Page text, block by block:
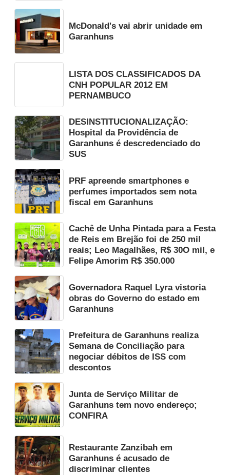
McDonald's vai abrir unidade em
Garanhuns
LISTA DOS CLASSIFICADOS DA
CNH POPULAR 2012 EM
PERNAMBUCO
DESINSTITUCIONALIZAÇÃO:
Hospital da Providência de
Garanhuns é descredenciado do
SUS
PRF apreende smartphones e
perfumes importados sem nota
fiscal em Garanhuns
Cachê de Unha Pintada para a Festa
de Reis em Brejão foi de 250 mil
reais; Leo Magalhães, R$ 30O mil, e
Felipe Amorim R$ 350.000
Governadora Raquel Lyra vistoria
obras do Governo do estado em
Garanhuns
Prefeitura de Garanhuns realiza
Semana de Conciliação para
negociar débitos de ISS com
descontos
Junta de Serviço Militar de
Garanhuns tem novo endereço;
CONFIRA
Restaurante Zanzibah em
Garanhuns é acusado de
discriminar clientes